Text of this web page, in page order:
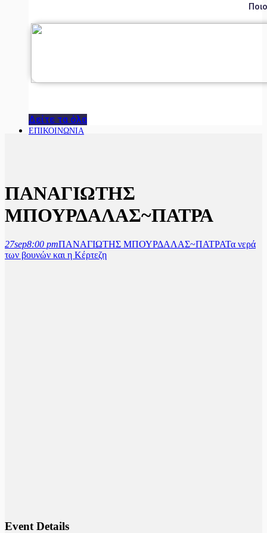
Δείτε τα όλα
ΕΠΙΚΟΙΝΩΝΙΑ
ΠΑΝΑΓΙΩΤΗΣ
ΜΠΟΥΡΔΑΛΑΣ~ΠΑΤΡΑ
27sep8:00 pmΠΑΝΑΓΙΩΤΗΣ ΜΠΟΥΡΔΑΛΑΣ~ΠΑΤΡΑΤα νερά
των βουνών και η Κέρτεζη
Event Details